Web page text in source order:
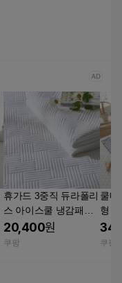
휴가드 3중직 듀라폴리
스 아이스쿨 냉감패드
겸 카페트 고정밴딩형
LK 화이트
20,400원
쿠팡
쿨매
형
다이
이스
쿠팡